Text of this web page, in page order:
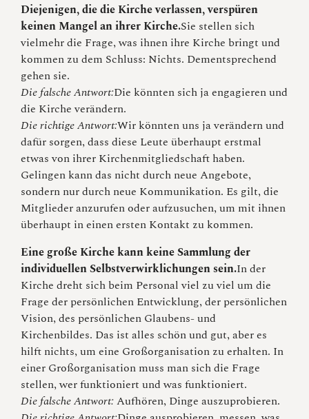
Diejenigen, die die Kirche verlassen, verspüren
keinen Mangel an ihrer Kirche.Sie stellen sich
vielmehr die Frage, was ihnen ihre Kirche bringt und
kommen zu dem Schluss: Nichts. Dementsprechend
gehen sie.
Die falsche Antwort:Die könnten sich ja engagieren und
die Kirche verändern.
Die richtige Antwort:Wir könnten uns ja verändern und
dafür sorgen, dass diese Leute überhaupt erstmal
etwas von ihrer Kirchenmitgliedschaft haben.
Gelingen kann das nicht durch neue Angebote,
sondern nur durch neue Kommunikation. Es gilt, die
Mitglieder anzurufen oder aufzusuchen, um mit ihnen
überhaupt in einen ersten Kontakt zu kommen.
Eine große Kirche kann keine Sammlung der
individuellen Selbstverwirklichungen sein.In der
Kirche dreht sich beim Personal viel zu viel um die
Frage der persönlichen Entwicklung, der persönlichen
Vision, des persönlichen Glaubens- und
Kirchenbildes. Das ist alles schön und gut, aber es
hilft nichts, um eine Großorganisation zu erhalten. In
einer Großorganisation muss man sich die Frage
stellen, wer funktioniert und was funktioniert.
Die falsche Antwort:Aufhören, Dinge auszuprobieren.